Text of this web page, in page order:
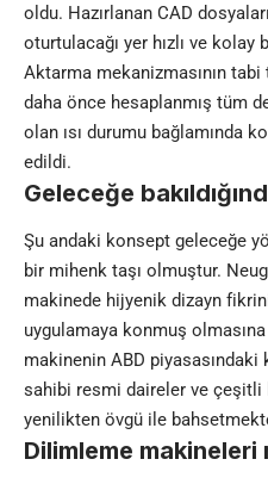
oldu. Hazırlanan CAD
oturtulacağı yer hızlı ve
Aktarma mekanizmasının
daha önce hesaplanmış tüm
olan ısı durumu bağlamında
edildi.
Geleceğe
Şu andaki konsept geleceğe
bir mihenk taşı olmuştur.
makinede hijyenik dizayn
uygulamaya konmuş
makinenin ABD piyasasındaki
sahibi resmi daireler ve çeşitli
yenilikten övgü ile
Dilimleme makineleri